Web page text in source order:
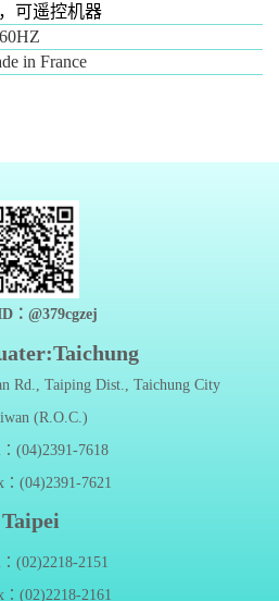
可遥控机器
in France
：@379cgzej
Rd., Taiping Dist., Taichung City
(R.O.C.)
(04)2391-7618
：(04)2391-7621
Taipei
(02)2218-2151
：(02)2218-2161